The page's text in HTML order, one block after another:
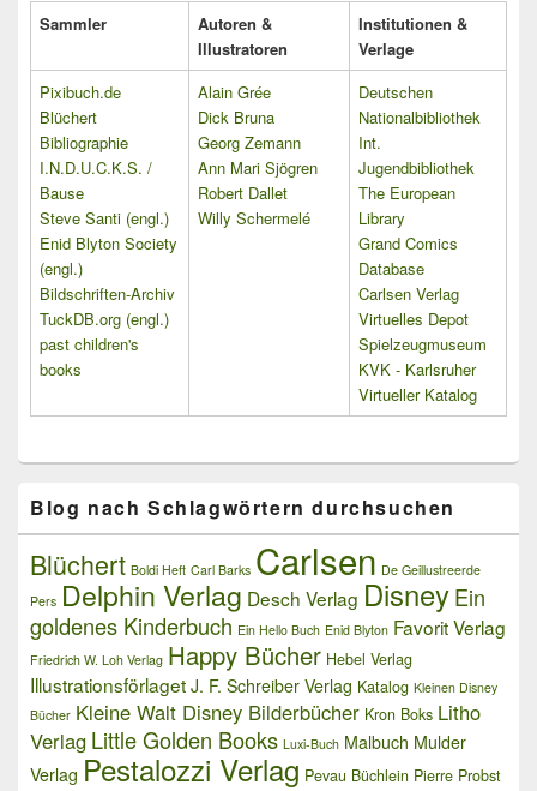
Sammler
Autoren &
Illustratoren
Institutionen &
Verlage
Pixibuch.de
Blüchert
Bibliographie
I.N.D.U.C.K.S. /
Bause
Steve Santi (engl.)
Enid Blyton Society
(engl.)
Bildschriften-Archiv
TuckDB.org (engl.)
past children's
books
Alain Grée
Dick Bruna
Georg Zemann
Ann Mari Sjögren
Robert Dallet
Willy Schermelé
Deutschen
Nationalbibliothek
Int.
Jugendbibliothek
The European
Library
Grand Comics
Database
Carlsen Verlag
Virtuelles Depot
Spielzeugmuseum
KVK - Karlsruher
Virtueller Katalog
Blog nach Schlagwörtern durchsuchen
Blüchert Boldi Heft Carl Barks Carlsen De Geillustreerde
Pers Delphin Verlag Desch Verlag DisneyEin
goldenes Kinderbuch Ein Hello Buch Enid Blyton Favorit Verlag
Friedrich W. Loh Verlag Happy Bücher Hebel Verlag
Illustrationsförlaget J. F. Schreiber Verlag Katalog Kleinen Disney
Bücher Kleine Walt Disney Bilderbücher Kron Boks Litho
Verlag Little Golden Books Luxi-Buch Malbuch Mulder
Verlag Pestalozzi Verlag Pevau Büchlein Pierre Probst